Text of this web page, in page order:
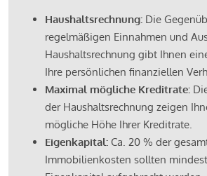
Haushaltsrechnung: Die
regelmäßigen Einnahmen und
Haushaltsrechnung gibt Ihnen
Ihre persönlichen finanziellen
Maximal mögliche Kreditrate:
der Haushaltsrechnung zeigen
mögliche Höhe Ihrer Kreditrate.
Eigenkapital: Ca. 20 % der
Immobilienkosten sollten